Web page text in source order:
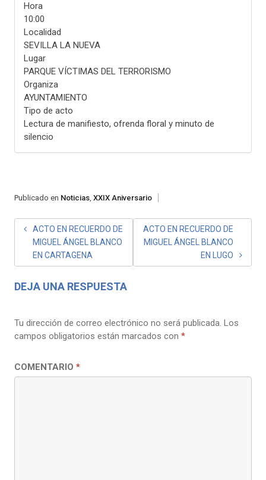
Hora
10:00
Localidad
SEVILLA LA NUEVA
Lugar
PARQUE VÍCTIMAS DEL TERRORISMO
Organiza
AYUNTAMIENTO
Tipo de acto
Lectura de manifiesto, ofrenda floral y minuto de
silencio
Publicado en Noticias, XXIX Aniversario
NAVEGACIÓN
ENTRADAS
ACTO EN RECUERDO DE
MIGUEL ÁNGEL BLANCO
EN CARTAGENA
ACTO EN RECUERDO DE
MIGUEL ÁNGEL BLANCO
EN LUGO
DEJA UNA RESPUESTA
Tu dirección de correo electrónico no será publicada. Los
campos obligatorios están marcados con *
COMENTARIO *